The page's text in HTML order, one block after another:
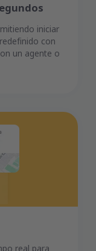
iniciar
con
un agente o